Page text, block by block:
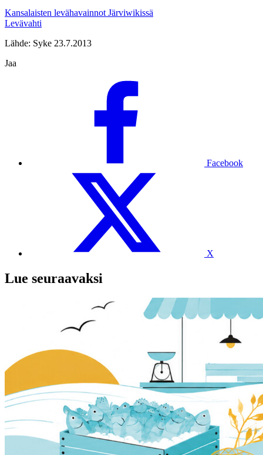
Kansalaisten levähavainnot Järviwikissä
Levävahti
Lähde: Syke 23.7.2013
Jaa
Facebook
X
Lue seuraavaksi